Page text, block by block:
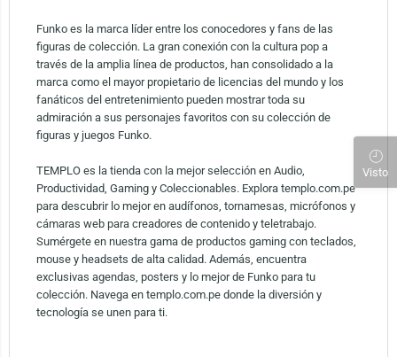
Funko es la marca líder entre los conocedores y fans de las
figuras de colección. La gran conexión con la cultura pop a
través de la amplia línea de productos, han consolidado a la
marca como el mayor propietario de licencias del mundo y los
fanáticos del entretenimiento pueden mostrar toda su
admiración a sus personajes favoritos con su colección de
figuras y juegos Funko.
TEMPLO es la tienda con la mejor selección en Audio,
Productividad, Gaming y Coleccionables. Explora templo.com.pe
para descubrir lo mejor en audífonos, tornamesas, micrófonos y
cámaras web para creadores de contenido y teletrabajo.
Sumérgete en nuestra gama de productos gaming con teclados,
mouse y headsets de alta calidad. Además, encuentra
exclusivas agendas, posters y lo mejor de Funko para tu
colección. Navega en templo.com.pe donde la diversión y
tecnología se unen para ti.
Visto